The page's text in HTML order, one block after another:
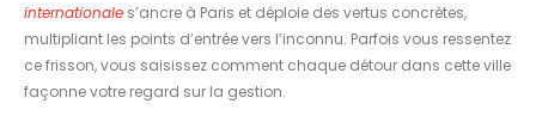
internationale s’ancre à Paris et déploie des vertus concrètes,
multipliant les points d’entrée vers l’inconnu. Parfois vous ressentez
ce frisson, vous saisissez comment chaque détour dans cette ville
façonne votre regard sur la gestion.